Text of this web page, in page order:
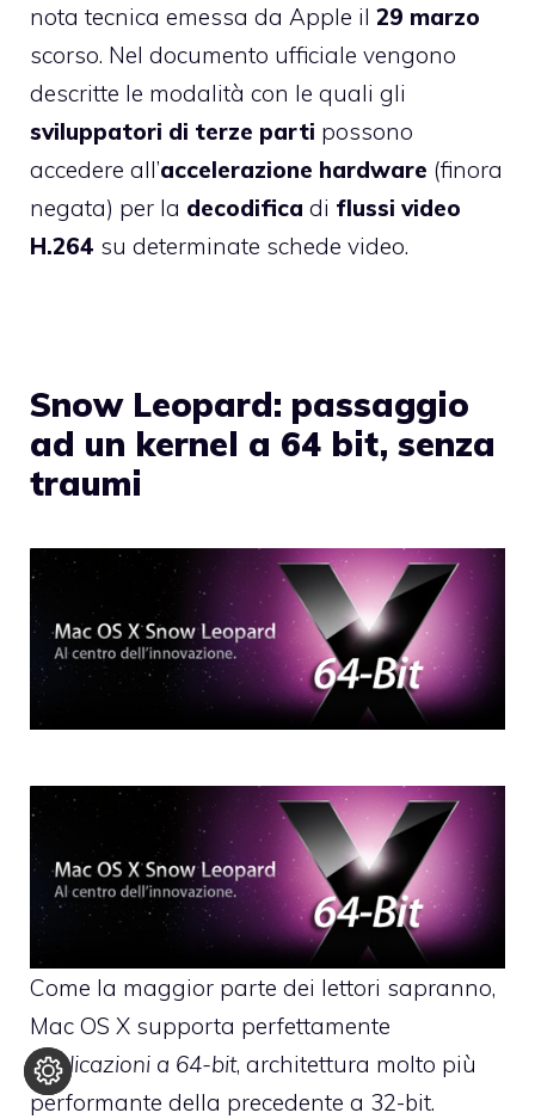
nota tecnica emessa da Apple il 29 marzo
scorso. Nel documento ufficiale vengono
descritte le modalità con le quali gli
sviluppatori di terze parti possono
accedere all’accelerazione hardware (finora
negata) per la decodifica di flussi video
H.264 su determinate schede video.
Snow Leopard: passaggio
ad un kernel a 64 bit, senza
traumi
Come la maggior parte dei lettori sapranno,
Mac OS X supporta perfettamente
applicazioni a 64-bit, architettura molto più
performante della precedente a 32-bit.